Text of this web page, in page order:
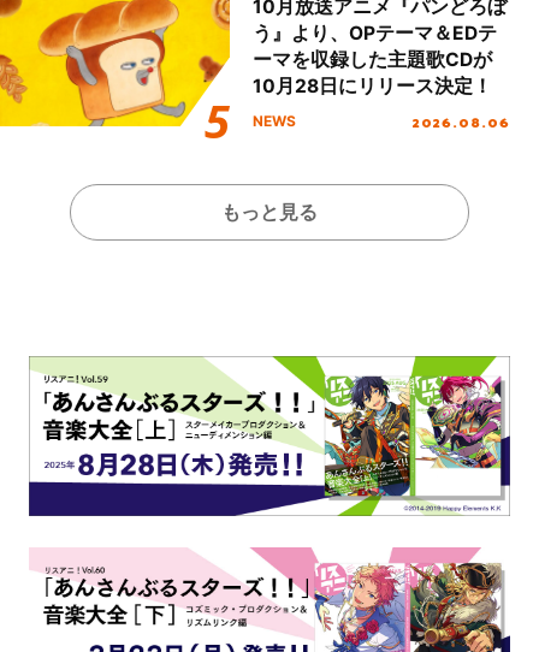
10月放送アニメ『パンどろぼ
う』より、OPテーマ＆EDテ
ーマを収録した主題歌CDが
10月28日にリリース決定！
NEWS 2026.08.06
もっと見る